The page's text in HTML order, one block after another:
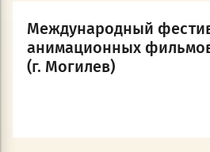
Международный
анимационных
(г. Могилев)